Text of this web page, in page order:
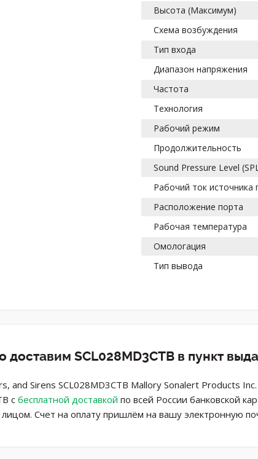
Высота (Максимум)
Схема возбуждения
Тип входа
Диапазон напряжения
Частота
Технология
Рабочий режим
Продолжительность
Sound Pressure Level
Рабочий ток источника
Расположение порта
Рабочая температура
Омологация
Тип вывода
доставим SCL028MD3CTB в пункт
and Sirens SCL028MD3CTB Mallory Sonalert Products
сбесплатной доставкой по всей России банковской
Счет на оплату пришлём на вашу электронную